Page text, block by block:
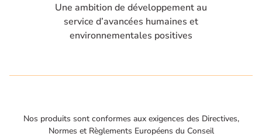
Une ambition de développement au
service d’avancées humaines et
environnementales positives
Nos produits sont conformes aux exigences des Directives,
Normes et Règlements Européens du Conseil